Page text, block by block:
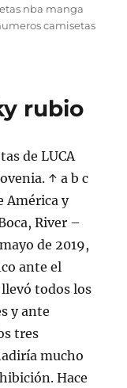
nba manga
camisetas
rubio
de LUCA
↑ a b c
América y
River –
de 2019,
ante el
todos los
y ante
tres
mucho
Hace